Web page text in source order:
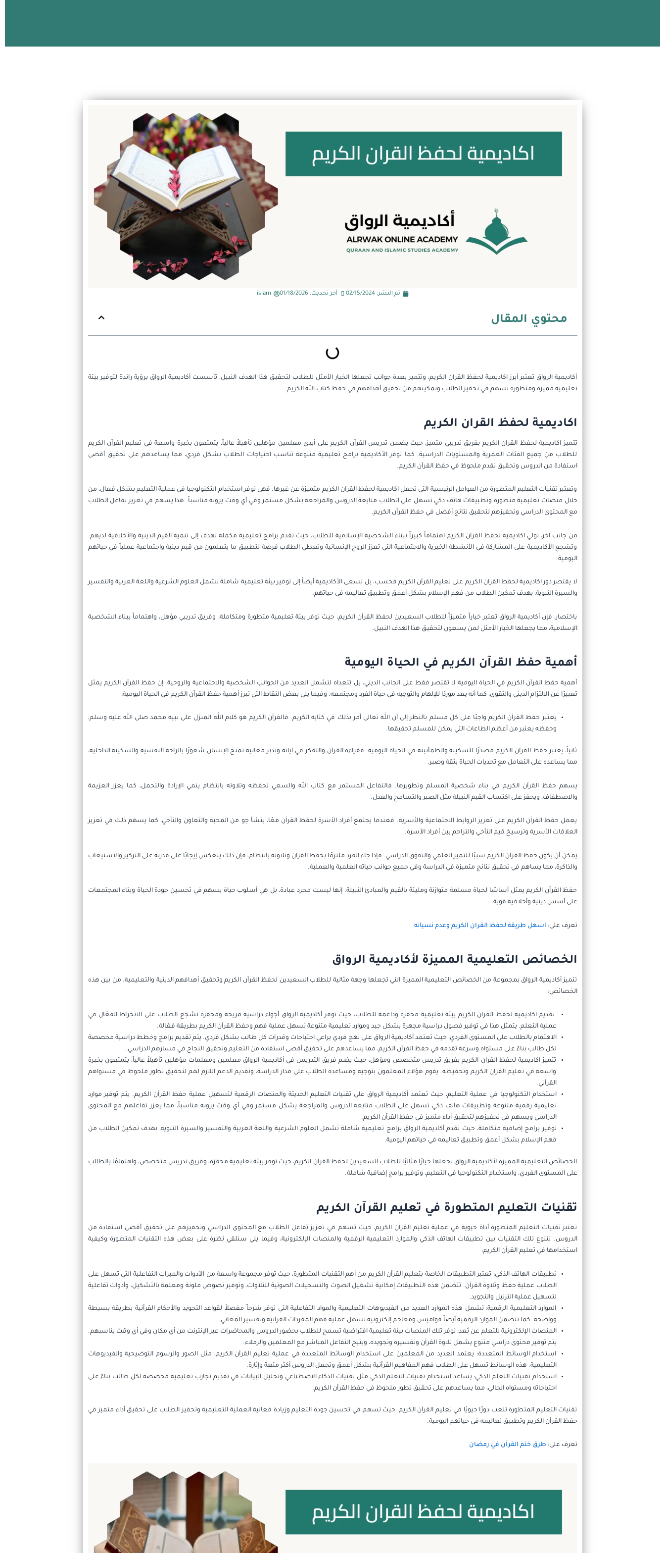
احصل على حصة تجريبية مجانية
تم النشر: 02/15/2024 أخر تحديث: 01/18/2026 islam
محتوي المقال
أكاديمية الرواق تعتبر أبرز اكاديمية لحفظ القران الكريم، وتتميز بعدة جوانب تجعلها الخيار الأمثل للطلاب لتحقيق هذا الهدف النبيل، تأسست أكاديمية الرواق برؤية رائدة لتوفير بيئة
تعليمية مميزة ومتطورة تسهم في تحفيز الطلاب وتمكينهم من تحقيق أهدافهم في حفظ كتاب الله الكريم.
اكاديمية لحفظ القران الكريم
تتميز اكاديمية لحفظ القران الكريم بفريق تدريبي متميز، حيث يضمن تدريس القرآن الكريم على أيدي معلمين مؤهلين تأهيلاً عالياً، يتمتعون بخبرة واسعة في تعليم القرآن الكريم
للطلاب من جميع الفئات العمرية والمستويات الدراسية. كما توفر الأكاديمية برامج تعليمية متنوعة تناسب احتياجات الطلاب بشكل فردي، مما يساعدهم على تحقيق أقصى
استفادة من الدروس وتحقيق تقدم ملحوظ في حفظ القرآن الكريم.
وتعتبر تقنيات التعليم المتطورة من العوامل الرئيسية التي تجعل اكاديمية لحفظ القران الكريم متميزة عن غيرها. فهي توفر استخدام التكنولوجيا في عملية التعليم بشكل فعال، من
خلال منصات تعليمية متطورة وتطبيقات هاتف ذكي تسهل على الطلاب متابعة الدروس والمراجعة بشكل مستمر وفي أي وقت يرونه مناسباً. هذا يسهم في تعزيز تفاعل الطلاب
مع المحتوى الدراسي وتحفيزهم لتحقيق نتائج أفضل في حفظ القرآن الكريم.
من جانب آخر، تولي اكاديمية لحفظ القران الكريم اهتماماً كبيراً ببناء الشخصية الإسلامية للطلاب، حيث تقدم برامج تعليمية مكملة تهدف إلى تنمية القيم الدينية والأخلاقية لديهم.
وتشجع الأكاديمية على المشاركة في الأنشطة الخيرية والاجتماعية التي تعزز الروح الإنسانية وتعطي الطلاب فرصة لتطبيق ما يتعلمون من قيم دينية واجتماعية عملياً في حياتهم
اليومية.
لا يقتصر دور اكاديمية لحفظ القران الكريم على تعليم القرآن الكريم فحسب، بل تسعى الأكاديمية أيضاً إلى توفير بيئة تعليمية شاملة تشمل العلوم الشرعية واللغة العربية والتفسير
والسيرة النبوية، بهدف تمكين الطلاب من فهم الإسلام بشكل أعمق وتطبيق تعاليمه في حياتهم.
باختصار، فإن أكاديمية الرواق تعتبر خياراً متميزاً للطلاب السعيدين لحفظ القرآن الكريم، حيث توفر بيئة تعليمية متطورة ومتكاملة، وفريق تدريبي مؤهل، واهتماماً ببناء الشخصية
الإسلامية، مما يجعلها الخيار الأمثل لمن يسعون لتحقيق هذا الهدف النبيل.
أهمية حفظ القرآن الكريم في الحياة اليومية
أهمية حفظ القرآن الكريم في الحياة اليومية لا تقتصر فقط على الجانب الديني، بل تتعداه لتشمل العديد من الجوانب الشخصية والاجتماعية والروحية. إن حفظ القرآن الكريم يمثل
تعبيرًا عن الالتزام الديني والتقوى، كما أنه يعد موردًا للإلهام والتوجيه في حياة الفرد ومجتمعه. وفيما يلي بعض النقاط التي تبرز أهمية حفظ القرآن الكريم في الحياة اليومية:
يعتبر حفظ القرآن الكريم واجبًا على كل مسلم بالنظر إلى أن الله تعالى أمر بذلك في كتابه الكريم. فالقرآن الكريم هو كلام الله المنزل على نبيه محمد صلى الله عليه وسلم،
وحفظه يعتبر من أعظم الطاعات التي يمكن للمسلم تحقيقها.
ثانياً، يعتبر حفظ القرآن الكريم مصدرًا للسكينة والطمأنينة في الحياة اليومية. فقراءة القرآن والتفكر في آياته وتدبر معانيه تمنح الإنسان شعورًا بالراحة النفسية والسكينة الداخلية،
مما يساعده على التعامل مع تحديات الحياة بثقة وصبر.
يسهم حفظ القرآن الكريم في بناء شخصية المسلم وتطويرها. فالتفاعل المستمر مع كتاب الله والسعي لحفظه وتلاوته بانتظام ينمي الإرادة والتحمل، كما يعزز العزيمة
والاصطفاف، ويحفز على اكتساب القيم النبيلة مثل الصبر والتسامح والعدل.
يعمل حفظ القرآن الكريم على تعزيز الروابط الاجتماعية والأسرية. فعندما يجتمع أفراد الأسرة لحفظ القرآن معًا، ينشأ جو من المحبة والتعاون والتآخي، كما يسهم ذلك في تعزيز
العلاقات الأسرية وترسيخ قيم التآخي والتراحم بين أفراد الأسرة.
يمكن أن يكون حفظ القرآن الكريم سببًا للتميز العلمي والتفوق الدراسي. فإذا جاء الفرد ملتزمًا بحفظ القرآن وتلاوته بانتظام، فإن ذلك ينعكس إيجابًا على قدرته على التركيز والاستيعاب
والذاكرة، مما يساهم في تحقيق نتائج متميزة في الدراسة وفي جميع جوانب حياته العلمية والعملية.
حفظ القرآن الكريم يمثل أساسًا لحياة مسلمة متوازنة ومليئة بالقيم والمبادئ النبيلة. إنها ليست مجرد عبادة، بل هي أسلوب حياة يسهم في تحسين جودة الحياة وبناء المجتمعات
على أسس دينية وأخلاقية قوية.
تعرف على: اسهل طريقة لحفظ القران الكريم وعدم نسيانه
الخصائص التعليمية المميزة لأكاديمية الرواق
تتميز أكاديمية الرواق بمجموعة من الخصائص التعليمية المميزة التي تجعلها وجهة مثالية للطلاب السعيدين لحفظ القرآن الكريم وتحقيق أهدافهم الدينية والتعليمية. من بين هذه
الخصائص:
تقديم اكاديمية لحفظ القران الكريم بيئة تعليمية محفزة وداعمة للطلاب، حيث توفر أكاديمية الرواق أجواء دراسية مريحة ومحفزة تشجع الطلاب على الانخراط الفعّال في
عملية التعلم. يتمثل هذا في توفير فصول دراسية مجهزة بشكل جيد وموارد تعليمية متنوعة تسهل عملية فهم وحفظ القرآن الكريم بطريقة فعّالة.
الاهتمام بالطلاب على المستوى الفردي، حيث تعتمد أكاديمية الرواق على نهج فردي يراعي احتياجات وقدرات كل طالب بشكل فردي. يتم تقديم برامج وخطط دراسية مخصصة
لكل طالب بناءً على مستواه وسرعة تقدمه في حفظ القرآن الكريم، مما يساعدهم على تحقيق أقصى استفادة من التعليم وتحقيق النجاح في مسارهم الدراسي.
تتميز اكاديمية لحفظ القران الكريم بفريق تدريس متخصص ومؤهل، حيث يضم فريق التدريس في أكاديمية الرواق معلمين ومعلمات مؤهلين تأهيلاً عالياً، يتمتعون بخبرة
واسعة في تعليم القرآن الكريم وتحفيظه. يقوم هؤلاء المعلمون بتوجيه ومساعدة الطلاب على مدار الدراسة، وتقديم الدعم اللازم لهم لتحقيق تطور ملحوظ في مستواهم
القرآني.
استخدام التكنولوجيا في عملية التعليم، حيث تعتمد أكاديمية الرواق على تقنيات التعليم الحديثة والمنصات الرقمية لتسهيل عملية حفظ القرآن الكريم. يتم توفير موارد
تعليمية رقمية متنوعة وتطبيقات هاتف ذكي تسهل على الطلاب متابعة الدروس والمراجعة بشكل مستمر وفي أي وقت يرونه مناسباً، مما يعزز تفاعلهم مع المحتوى
الدراسي ويسهم في تحفيزهم لتحقيق أداء متميز في حفظ القرآن الكريم.
توفير برامج إضافية متكاملة، حيث تقدم أكاديمية الرواق برامج تعليمية شاملة تشمل العلوم الشرعية واللغة العربية والتفسير والسيرة النبوية، بهدف تمكين الطلاب من
فهم الإسلام بشكل أعمق وتطبيق تعاليمه في حياتهم اليومية.
الخصائص التعليمية المميزة لأكاديمية الرواق تجعلها خيارًا مثاليًا للطلاب السعيدين لحفظ القرآن الكريم، حيث توفر بيئة تعليمية محفزة، وفريق تدريس متخصص، واهتمامًا بالطالب
على المستوى الفردي، واستخدام التكنولوجيا في التعليم، وتوفير برامج إضافية شاملة.
تقنيات التعليم المتطورة في تعليم القرآن الكريم
تعتبر تقنيات التعليم المتطورة أداة حيوية في عملية تعليم القرآن الكريم، حيث تسهم في تعزيز تفاعل الطلاب مع المحتوى الدراسي وتحفيزهم على تحقيق أقصى استفادة من
الدروس. تتنوع تلك التقنيات بين تطبيقات الهاتف الذكي والموارد التعليمية الرقمية والمنصات الإلكترونية، وفيما يلي سنلقي نظرة على بعض هذه التقنيات المتطورة وكيفية
استخدامها في تعليم القرآن الكريم:
تطبيقات الهاتف الذكي: تعتبر التطبيقات الخاصة بتعليم القرآن الكريم من أهم التقنيات المتطورة، حيث توفر مجموعة واسعة من الأدوات والميزات التفاعلية التي تسهل على
الطلاب عملية حفظ وتلاوة القرآن. تتضمن هذه التطبيقات إمكانية تشغيل الصوت والتسجيلات الصوتية للتلاوات، وتوفير نصوص ملونة ومعلمة بالتشكيل، وأدوات تفاعلية
لتسهيل عملية الترتيل والتجويد.
الموارد التعليمية الرقمية: تشمل هذه الموارد العديد من الفيديوهات التعليمية والمواد التفاعلية التي توفر شرحاً مفصلاً لقواعد التجويد والأحكام القرآنية بطريقة بسيطة
وواضحة. كما تتضمن الموارد الرقمية أيضاً قواميس ومعاجم إلكترونية تسهل عملية فهم المفردات القرآنية وتفسير المعاني.
المنصات الإلكترونية للتعلم عن بُعد: توفر تلك المنصات بيئة تعليمية افتراضية تسمح للطلاب بحضور الدروس والمحاضرات عبر الإنترنت من أي مكان وفي أي وقت يناسبهم.
يتم توفير محتوى دراسي متنوع يشمل تلاوة القرآن وتفسيره وتجويده، ويتيح التفاعل المباشر مع المعلمين والزملاء.
استخدام الوسائط المتعددة: يعتمد العديد من المعلمين على استخدام الوسائط المتعددة في عملية تعليم القرآن الكريم، مثل الصور والرسوم التوضيحية والفيديوهات
التعليمية. هذه الوسائط تسهل على الطلاب فهم المفاهيم القرآنية بشكل أعمق وتجعل الدروس أكثر متعة وإثارة.
استخدام تقنيات التعلم الذكي: يساعد استخدام تقنيات التعلم الذكي مثل تقنيات الذكاء الاصطناعي وتحليل البيانات في تقديم تجارب تعليمية مخصصة لكل طالب بناءً على
احتياجاته ومستواه الحالي، مما يساعدهم على تحقيق تطور ملحوظ في حفظ القرآن الكريم.
تقنيات التعليم المتطورة تلعب دورًا حيويًا في تعليم القرآن الكريم، حيث تسهم في تحسين جودة التعليم وزيادة فعالية العملية التعليمية وتحفيز الطلاب على تحقيق أداء متميز في
حفظ القرآن الكريم وتطبيق تعاليمه في حياتهم اليومية.
تعرف على: طرق ختم القرآن في رمضان